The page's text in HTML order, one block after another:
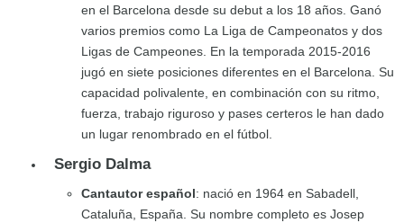
en el Barcelona desde su debut a los 18 años. Ganó
varios premios como La Liga de Campeonatos y dos
Ligas de Campeones. En la temporada 2015-2016
jugó en siete posiciones diferentes en el Barcelona. Su
capacidad polivalente, en combinación con su ritmo,
fuerza, trabajo riguroso y pases certeros le han dado
un lugar renombrado en el fútbol.
Sergio Dalma
Cantautor español: nació en 1964 en Sabadell,
Cataluña, España. Su nombre completo es Josep